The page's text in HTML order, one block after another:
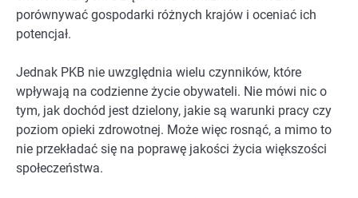
porównywać gospodarki różnych krajów i oceniać ich
potencjał.
Jednak PKB nie uwzględnia wielu czynników, które
wpływają na codzienne życie obywateli. Nie mówi nic o
tym, jak dochód jest dzielony, jakie są warunki pracy czy
poziom opieki zdrowotnej. Może więc rosnąć, a mimo to
nie przekładać się na poprawę jakości życia większości
społeczeństwa.